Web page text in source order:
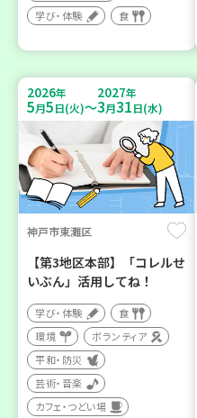
学び・体験 食
2026年
5月5日(火)～
2027年
3月31日(水)
神戸市東灘区
【第3地区本部】「コレルせ
いぶん」活用してね！
学び・体験
食
環境
ボランティア
平和・防災
芸術・音楽
カフェ・つどい場